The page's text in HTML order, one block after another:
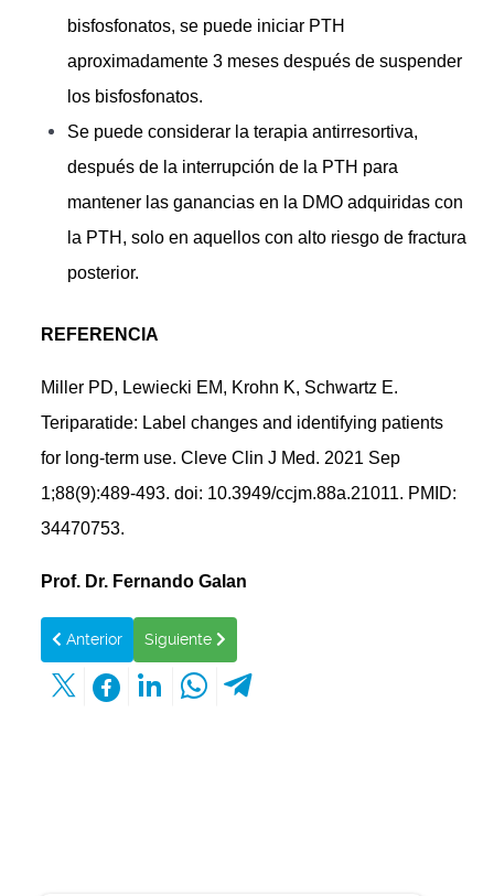
bisfosfonatos, se puede iniciar PTH
aproximadamente 3 meses después de suspender
los bisfosfonatos.
Se puede considerar la terapia antirresortiva,
después de la interrupción de la PTH para
mantener las ganancias en la DMO adquiridas con
la PTH, solo en aquellos con alto riesgo de fractura
posterior.
R EFERENCIA
Miller PD, Lewiecki EM, Krohn K, Schwartz E.
Teriparatide: Label changes and identifying patients
for long-term use. Cleve Clin J Med. 2021 Sep
1;88(9):489-493. doi: 10.3949/ccjm.88a.21011. PMID:
34470753.
Prof. Dr. Fernando Galan
Artículo anterior: INFECCIONES URINARIAS RECURRENTES
Anterior Artículo siguiente: NUEVO MEDICAMENTO
Siguiente